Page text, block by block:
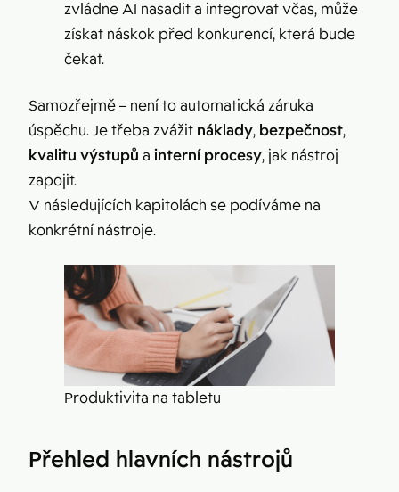
zvládne AI nasadit a integrovat včas, může
získat náskok před konkurencí, která bude
čekat.
Samozřejmě – není to automatická záruka
úspěchu. Je třeba zvážit náklady, bezpečnost,
kvalitu výstupů a interní procesy, jak nástroj
zapojit.
V následujících kapitolách se podíváme na
konkrétní nástroje.
Produktivita na tabletu
Přehled hlavních nástrojů